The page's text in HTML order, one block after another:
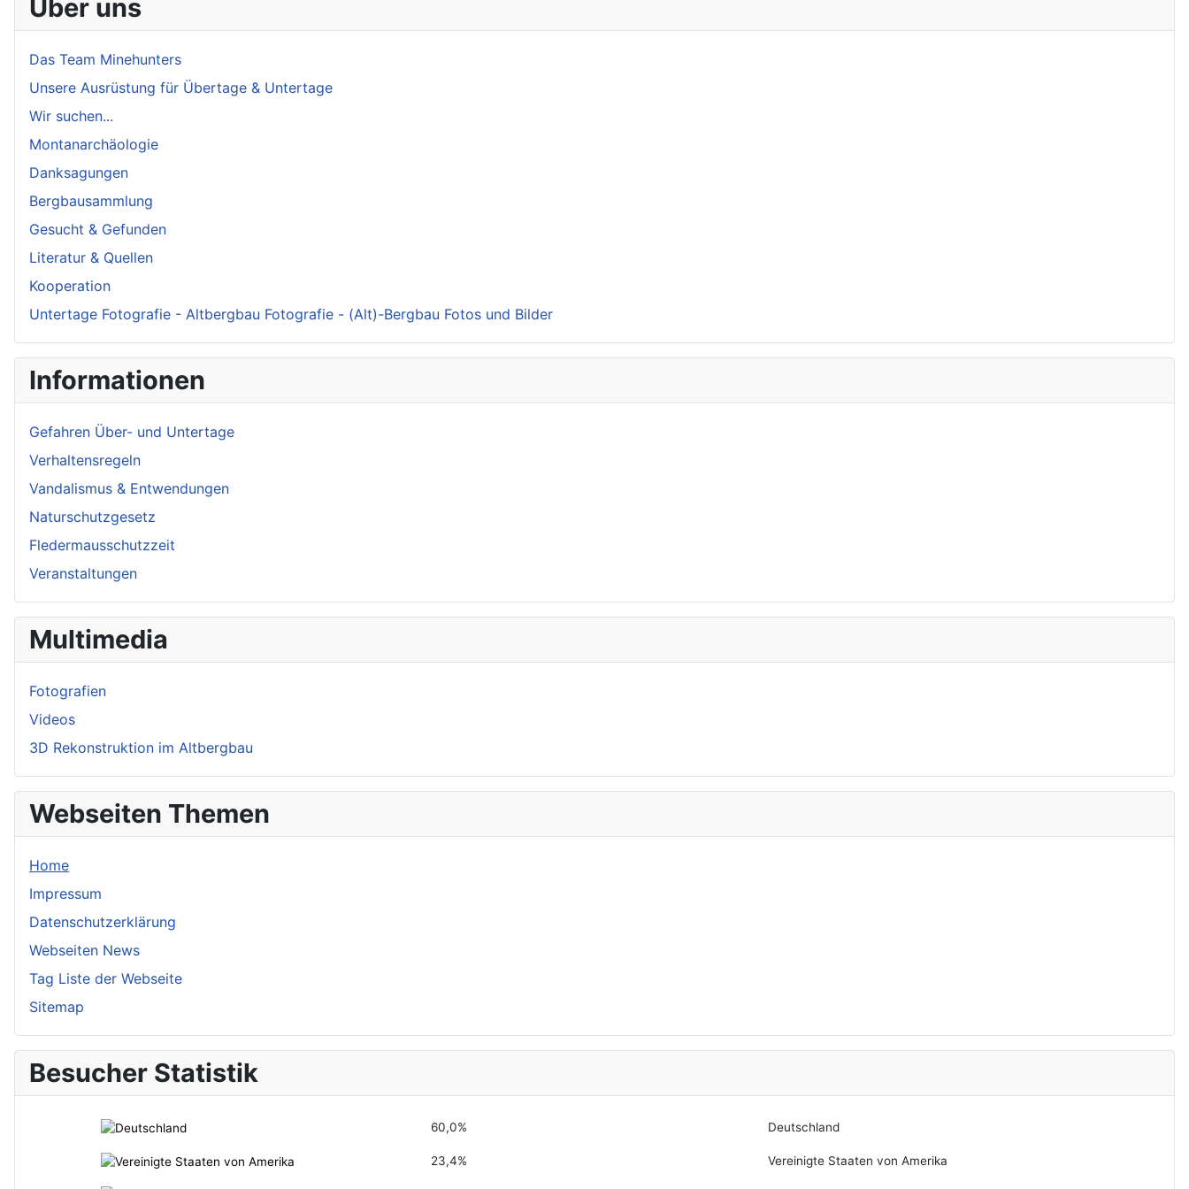
Über uns
Das Team Minehunters
Unsere Ausrüstung für Übertage & Untertage
Wir suchen...
Montanarchäologie
Danksagungen
Bergbausammlung
Gesucht & Gefunden
Literatur & Quellen
Kooperation
Untertage Fotografie - Altbergbau Fotografie - (Alt)-Bergbau Fotos und Bilder
Informationen
Gefahren Über- und Untertage
Verhaltensregeln
Vandalismus & Entwendungen
Naturschutzgesetz
Fledermausschutzzeit
Veranstaltungen
Multimedia
Fotografien
Videos
3D Rekonstruktion im Altbergbau
Webseiten Themen
Home
Impressum
Datenschutzerklärung
Webseiten News
Tag Liste der Webseite
Sitemap
Besucher Statistik
60,0% Deutschland
23,4% Vereinigte Staaten von Amerika